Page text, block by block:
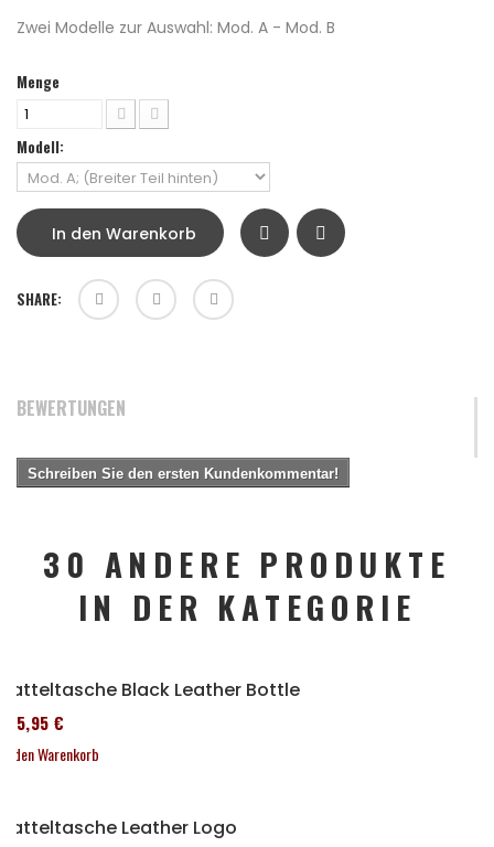
Zwei Modelle zur Auswahl: Mod. A - Mod. B
Menge
Modell:
In den Warenkorb
SHARE:
BEWERTUNGEN
Schreiben Sie den ersten Kundenkommentar!
30 ANDERE PRODUKTE
IN DER KATEGORIE
Satteltasche Black Leather Bottle
185,95 €
In den Warenkorb
Satteltasche Leather Logo